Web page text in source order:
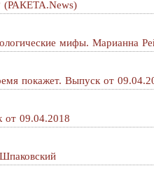
(РАКЕТА.News)
мифы. Марианна
покажет. Выпуск от
от 09.04.2018